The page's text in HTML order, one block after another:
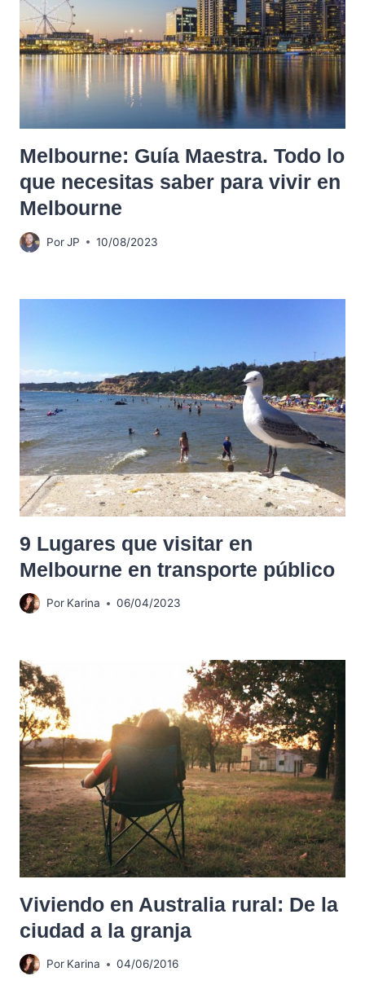
Melbourne: Guía Maestra. Todo lo
que necesitas saber para vivir en
Melbourne
PorJP 10/08/2023
9 Lugares que visitar en
Melbourne en transporte público
Por Karina 06/04/2023
Viviendo en Australia rural: De la
ciudad a la granja
Por Karina 04/06/2016